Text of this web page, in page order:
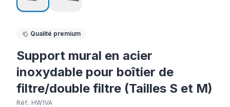
Qualité premium
Support mural en acier
inoxydable pour boîtier de
filtre/double filtre (Tailles S et M)
Réf.: HW1VA